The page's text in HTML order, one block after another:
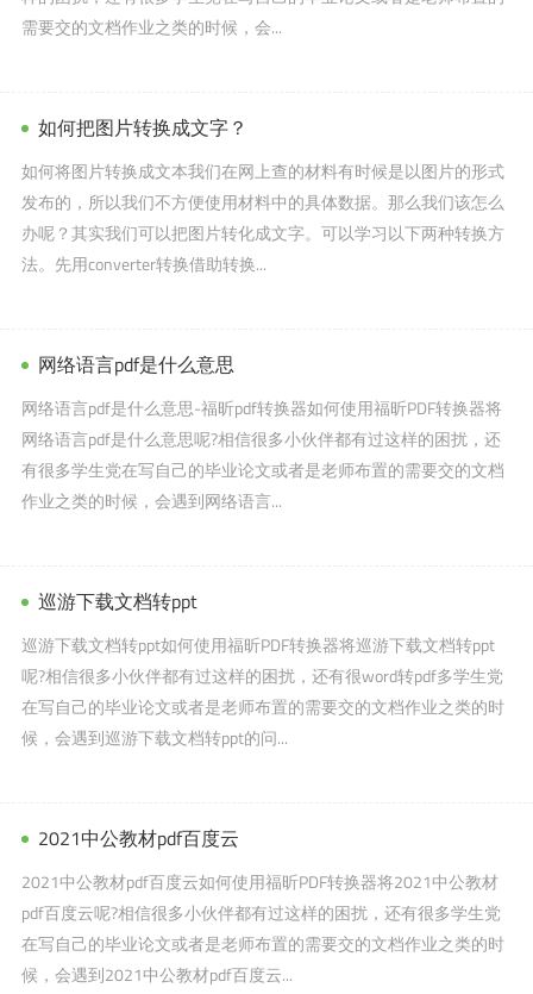
需要交的文档作业之类的时候，会...
如何把图片转换成文字？
如何将图片转换成文本我们在网上查的材料有时候是以图片的形式
发布的，所以我们不方便使用材料中的具体数据。那么我们该怎么
办呢？其实我们可以把图片转化成文字。可以学习以下两种转换方
法。先用converter转换借助转换...
网络语言pdf是什么意思
网络语言pdf是什么意思-福昕pdf转换器如何使用福昕PDF转换器将
网络语言pdf是什么意思呢?相信很多小伙伴都有过这样的困扰，还
有很多学生党在写自己的毕业论文或者是老师布置的需要交的文档
作业之类的时候，会遇到网络语言...
巡游下载文档转ppt
巡游下载文档转ppt如何使用福昕PDF转换器将巡游下载文档转ppt
呢?相信很多小伙伴都有过这样的困扰，还有很word转pdf多学生党
在写自己的毕业论文或者是老师布置的需要交的文档作业之类的时
候，会遇到巡游下载文档转ppt的问...
2021中公教材pdf百度云
2021中公教材pdf百度云如何使用福昕PDF转换器将2021中公教材
pdf百度云呢?相信很多小伙伴都有过这样的困扰，还有很多学生党
在写自己的毕业论文或者是老师布置的需要交的文档作业之类的时
候，会遇到2021中公教材pdf百度云...